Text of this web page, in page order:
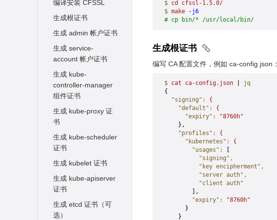
编译安装 CFSSL
生成根证书
生成 admin 帐户证书
生成 service-
account 帐户证书
生成 kube-
controller-manager
组件证书
生成 kube-proxy 证
书
生成 kube-scheduler
证书
生成 kubelet 证书
生成 kube-apiserver
证书
生成 etcd 证书（可
选）
$ cd
cfssl-1.5.0/
$ make -j6
# cp bin/* /usr/local/bin/
生成根证书
编写 CA 配置文件，例如 ca-config.json：
$ cat ca-config.json
jq
{
  "signing"
:
{
    "default"
:
{
      "expiry"
:
"8760h"
    },
    "profiles"
:
{
      "kubernetes"
:
{
        "usages"
:
          "signing"
,
          "key encipherment"
,
          "server auth"
,
          "client auth"
        ],
        "expiry"
:
"8760h"
      }
    }